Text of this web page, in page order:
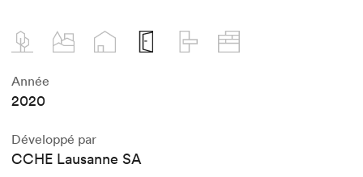
Année
2020
Développé par
CCHE Lausanne SA